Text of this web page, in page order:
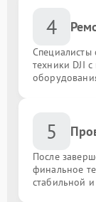
4
Специалисты
техники DJI
5
После
финальное
стабильной